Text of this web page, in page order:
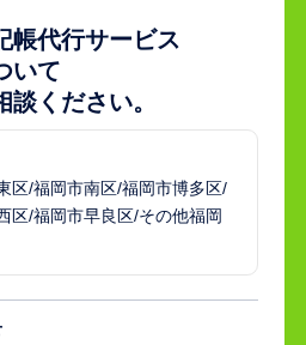
帳代行サービス
いて
ください。
区/福岡市南区/福岡市博多区/
区/福岡市早良区/その他福岡